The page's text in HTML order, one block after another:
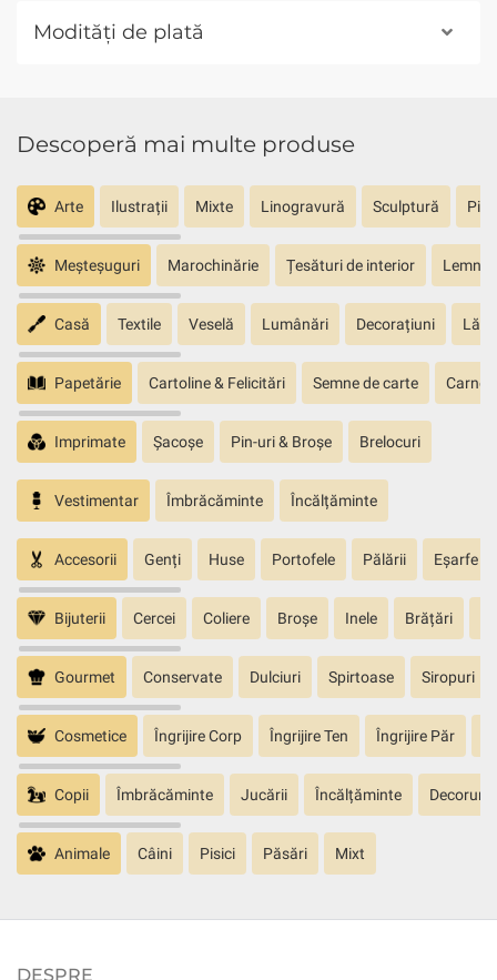
Modități de plată
Descoperă mai multe produse
Arte Ilustrații Mixte Linogravură Sculptură
Meșteșuguri Marochinărie Țesături de interior Lemn
Casă Textile Veselă Lumânări Decorațiuni
Papetărie Cartoline & Felicitări Semne de carte
Imprimate Șacoșe Pin-uri & Broșe Brelocuri
Vestimentar Îmbrăcăminte Încălțăminte
Accesorii Genți Huse Portofele Pălării Eșarfe
Bijuterii Cercei Coliere Broșe Inele Brățări
Gourmet Conservate Dulciuri Spirtoase Siropuri
Cosmetice Îngrijire Corp Îngrijire Ten Îngrijire Păr
Copii Îmbrăcăminte Jucării Încălțăminte Decoruri
Animale Câini Pisici Păsări Mixt
DESPRE